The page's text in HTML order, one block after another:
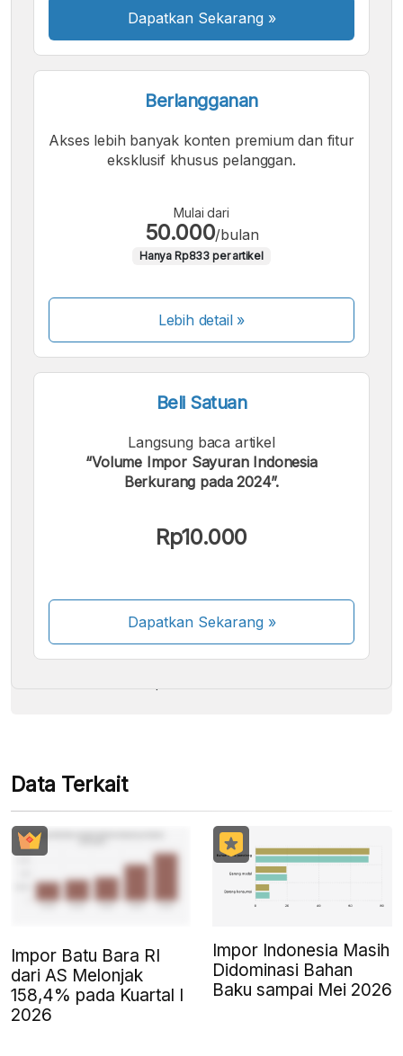
Dapatkan Sekarang »
Berlangganan
Akses lebih banyak konten premium dan fitur
eksklusif khusus pelanggan.
Mulai dari
50.000/bulan
Hanya Rp833 per artikel
Lebih detail »
Beli Satuan
Langsung baca artikel
“Volume Impor Sayuran Indonesia
Berkurang pada 2024”.
Rp10.000
Dapatkan Sekarang»
Kami menerima pembayaran berikut:
Beberapa metode pembayaran masih dalam
Data Terkait
Impor Batu Bara RI
dari AS Melonjak
158,4% pada Kuartal I
2026
Impor Indonesia Masih
Didominasi Bahan
Baku sampai Mei 2026